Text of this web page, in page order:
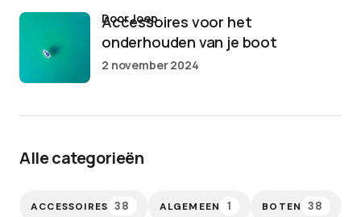
Accessoires voor het
onderhouden van je boot
door Joep
2 november 2024
Alle categorieën
ACCESSOIRES 38 ALGEMEEN 1 BOTEN 38